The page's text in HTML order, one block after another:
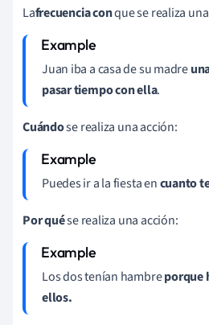
Lafrecuencia conque se realiza
Juan iba a casa de su madre
pasar tiempo con ella.
Cuándose realiza una acción:
Puedes ir a la fiesta encuanto
Por quése realiza una acción:
Los dos tenían hambreporque
ellos.